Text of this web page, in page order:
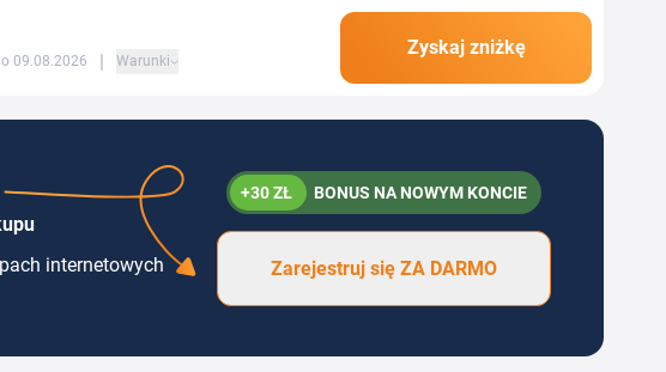
09.08.2026 | Warunki
Zyskaj zniżkę
internetowych
+30 ZŁ BONUS NA NOWYM KONCIE
Zarejestruj się ZA DARMO